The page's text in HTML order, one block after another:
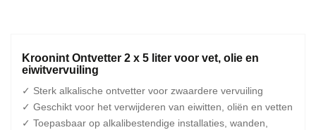
Kroonint Ontvetter 2 x 5 liter voor vet, olie en
eiwitvervuiling
✓ Sterk alkalische ontvetter voor zwaardere vervuiling
✓ Geschikt voor het verwijderen van eiwitten, oliën en vetten
✓ Toepasbaar op alkalibestendige installaties, wanden,